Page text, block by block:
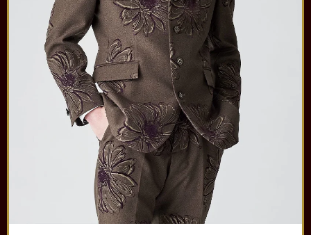
⑤販売中ボタンを押す